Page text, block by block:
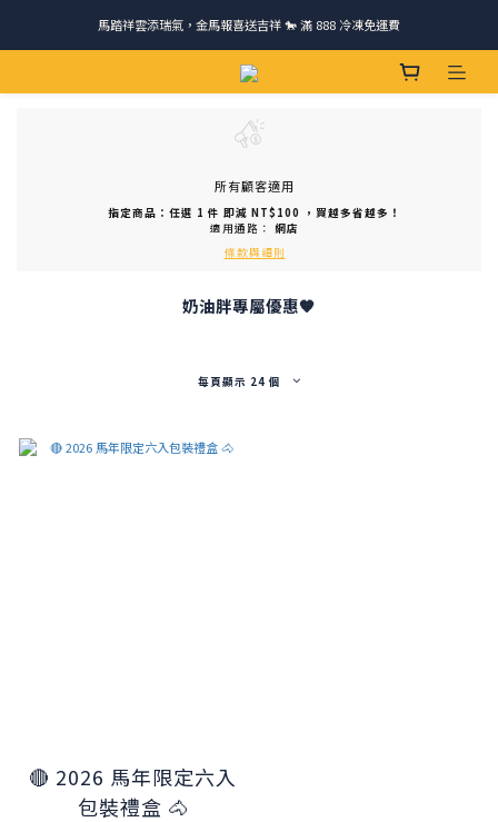
請跟我們一起旅行! 加入官方LINE領取50元優惠卷 🎁
馬踏祥雲添瑞氣，金馬報喜送吉祥 🐎 滿 888 冷凍免運費
ＣＨＲＩＳＰＹ會員好禮｜集點換購物金+生日禮，獨家優惠不錯過！
請跟我們一起旅行! 加入官方LINE領取50元優惠卷 🎁
所有顧客適用
指定商品：任選 1 件 即減 NT$100 ，買越多省越多！
適用通路： 網店
條款與細則
奶油胖專屬優惠🧡
每頁顯示 24 個
🔴 2026 馬年限定六入
包裝禮盒 🐴